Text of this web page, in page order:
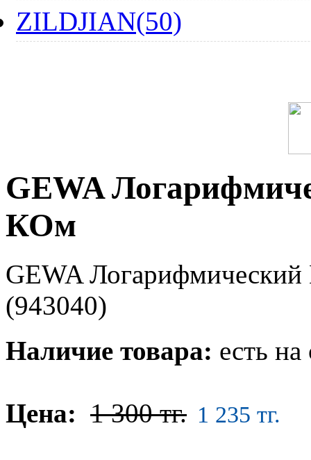
ZILDJIAN(50)
GEWA
КОм
GEWA
(943040)
Наличие товара: есть на
Цена: 1 300 тг. 1 235 тг.